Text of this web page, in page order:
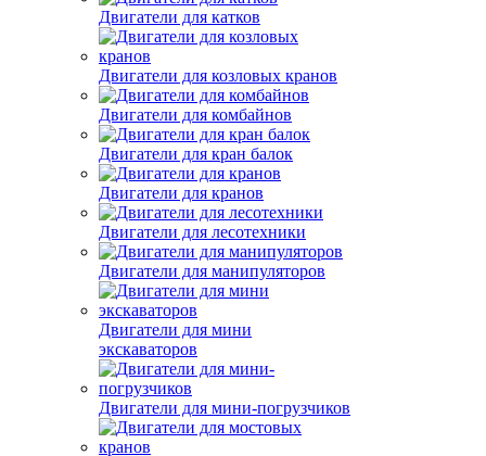
Двигатели для катков
Двигатели для козловых кранов
Двигатели для комбайнов
Двигатели для кран балок
Двигатели для кранов
Двигатели для лесотехники
Двигатели для манипуляторов
Двигатели для мини
экскаваторов
Двигатели для мини-погрузчиков